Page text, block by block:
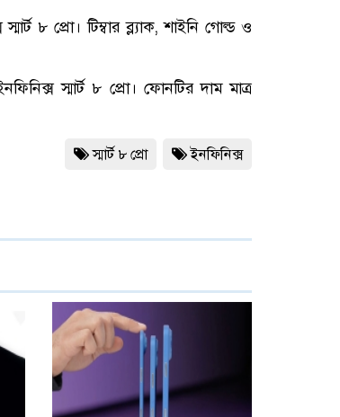
৮ প্রো। টিম্বার ব্ল্যাক, শাইনি গোল্ড ও
স্মার্ট ৮ প্রো। ফোনটির দাম মাত্র
ইনফিনিক্স
স্মার্ট ৮ প্রো